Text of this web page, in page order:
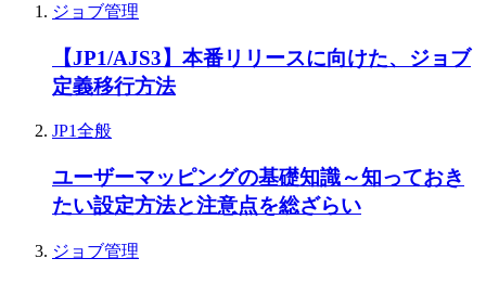
ジョブ管理
【JP1/AJS3】本番リリースに向けた、ジョブ
定義移行方法
JP1全般
ユーザーマッピングの基礎知識～知っておき
たい設定方法と注意点を総ざらい
ジョブ管理